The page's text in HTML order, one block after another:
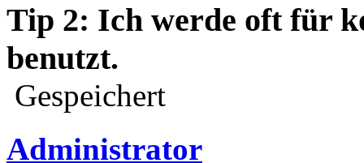
Tip 2: Ich werde oft für
benutzt.
Gespeichert
Administrator